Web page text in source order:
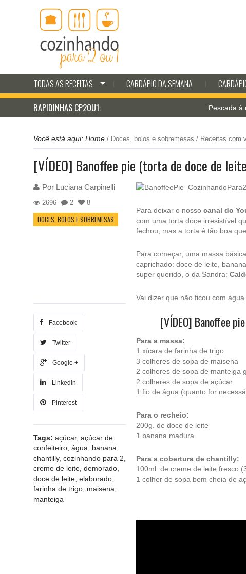
TODAS AS RECEITAS CARDÁPIO DA SEMANA
RAPIDINHAS CP2OU1:
Pescada à
Você está aqui: Home / Doces, bolos e sobremesas / Receitas com
[VÍDEO] Banoffee pie (torta de doce de
Por Luciana Carpinelli
2696 2 8
DOCES, BOLOS E SOBREMESAS
Facebook
Twitter
Google +
Linkedin
Pinterest
Tags: açúcar, açúcar de
confeiteiro água banana
chantilly, cozinhando para 2
creme de leite demorado
doce de leite elaborado
farinha de trigo maisena
manteiga
Para deixar o nosso canal do
com uma torta doce irresistível
fechou, mas a torta é tão boa
Para começar, uma massa
caprichado: doce de leite,
super querido, o da Sandra:
Vai dizer que não ficou com
[VÍDEO] Banoffee
Para a massa:
1 xícara de farinha de trigo
3 colheres de sopa de maisena
2 colheres de sopa de manteiga
2 colheres de sopa de açúcar
1 fio de água (quanto for
Para o recheio:
200g. de doce de leite
1 banana madura
Para a cobertura de chantilly:
100ml. de creme de leite fresco
1 colher de sopa bem cheia de